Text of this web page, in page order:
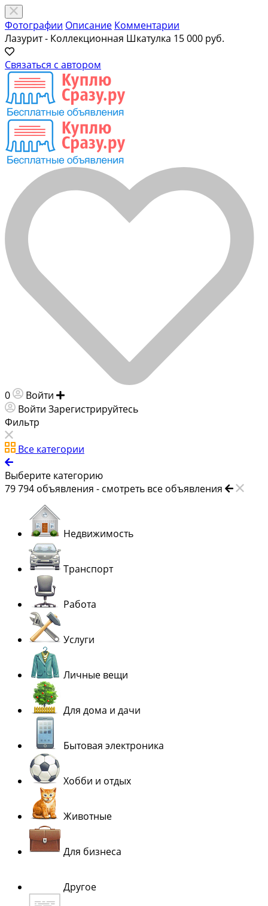
Фотографии Описание Комментарии
Лазурит - Коллекционная Шкатулка 15 000 руб.
Связаться с автором
0 Войти
Войти Зарегистрируйтесь
Фильтр
Все категории
Выберите категорию
79 794 объявления - смотреть все объявления
Недвижимость
Транспорт
Работа
Услуги
Личные вещи
Для дома и дачи
Бытовая электроника
Хобби и отдых
Животные
Для бизнеса
Другое